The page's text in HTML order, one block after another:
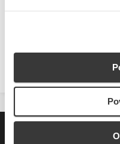
Přidat k porovnání
Zobrazit